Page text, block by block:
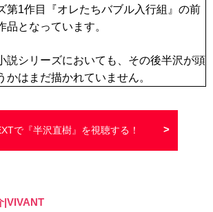
第1作目『オレたちバブル入行組』の前
品となっています。
説シリーズにおいても、その後半沢が頭
かはまだ描かれていません。
で『半沢直樹』を視聴する！
|VIVANT